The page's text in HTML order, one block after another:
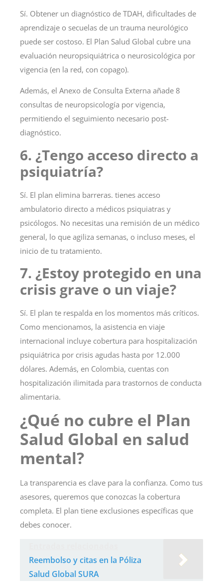
Sí. Obtener un diagnóstico de TDAH, dificultades de
aprendizaje o secuelas de un trauma neurológico
puede ser costoso. El Plan Salud Global cubre una
evaluación neuropsiquiátrica o neurosicológica por
vigencia (en la red, con copago).
Además, el Anexo de Consulta Externa añade 8
consultas de neuropsicología por vigencia,
permitiendo el seguimiento necesario post-
diagnóstico.
6. ¿Tengo acceso directo a
psiquiatría?
Sí. El plan elimina barreras. tienes acceso
ambulatorio directo a médicos psiquiatras y
psicólogos. No necesitas una remisión de un médico
general, lo que agiliza semanas, o incluso meses, el
inicio de tu tratamiento.
7. ¿Estoy protegido en una
crisis grave o un viaje?
Sí. El plan te respalda en los momentos más críticos.
Como mencionamos, la asistencia en viaje
internacional incluye cobertura para hospitalización
psiquiátrica por crisis agudas hasta por 12.000
dólares. Además, en Colombia, cuentas con
hospitalización ilimitada para trastornos de conducta
alimentaria.
¿Qué no cubre el Plan
Salud Global en salud
mental?
La transparencia es clave para la confianza. Como tus
asesores, queremos que conozcas la cobertura
completa. El plan tiene exclusiones específicas que
debes conocer.
Reembolso y citas en la Póliza
Salud Global SURA